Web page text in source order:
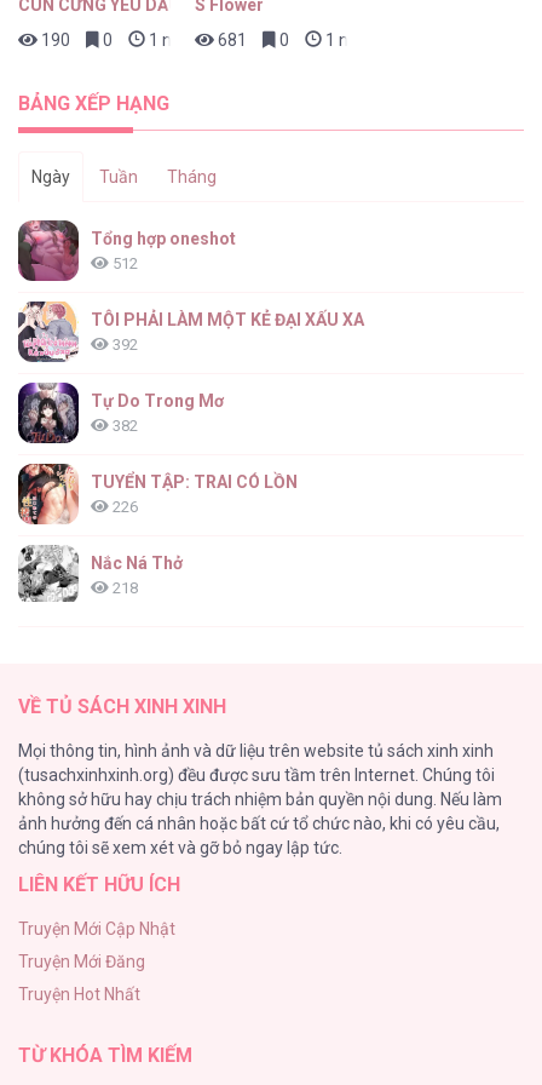
85
84
83
82
Phép Tắc Nuôi Dưỡng Chó Điên [...] – Chap
CÚN CƯNG YÊU DẤU
190
0 1 ngày trước
S Flower
681
0 1 ngày trước
BẢNG XẾP HẠNG
Ngày Tuần Tháng
Tổng hợp oneshot
512
TÔI PHẢI LÀM MỘT KẺ ĐẠI XẤU XA
392
Tự Do Trong Mơ
382
TUYỂN TẬP: TRAI CÓ LỒN
226
Nắc Ná Thở
218
191
Làm vị cứu tinh thật dễ dàng
186
Thiên Đường Táo Xanh
(END) Merry Marbling
150
VỀ TỦ SÁCH XINH XINH
Mọi thông tin, hình ảnh và dữ liệu trên website tủ sách xinh xinh
(tusachxinhxinh.org) đều được sưu tầm trên Internet. Chúng tôi
không sở hữu hay chịu trách nhiệm bản quyền nội dung. Nếu làm
ảnh hưởng đến cá nhân hoặc bất cứ tổ chức nào, khi có yêu cầu,
chúng tôi sẽ xem xét và gỡ bỏ ngay lập tức.
LIÊN KẾT HỮU ÍCH
Truyện Mới Cập Nhật
Truyện Mới Đăng
Truyện Hot Nhất
TỪ KHÓA TÌM KIẾM